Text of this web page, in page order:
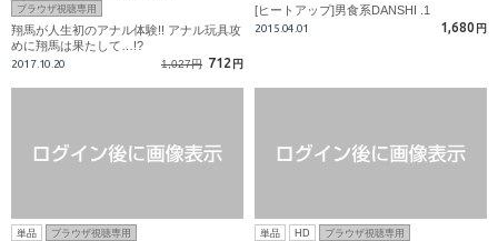
ブラウザ視聴専用
翔馬が人生初のアナル体験!! アナル玩具攻
めに翔馬は果たして…!?
2017.10.20 1,027円 712 円
[ヒートアップ]男食系DANSHI .1
2015.04.01 1,680 円
単品 ブラウザ視聴専用 単品 HD ブラウザ視聴専用